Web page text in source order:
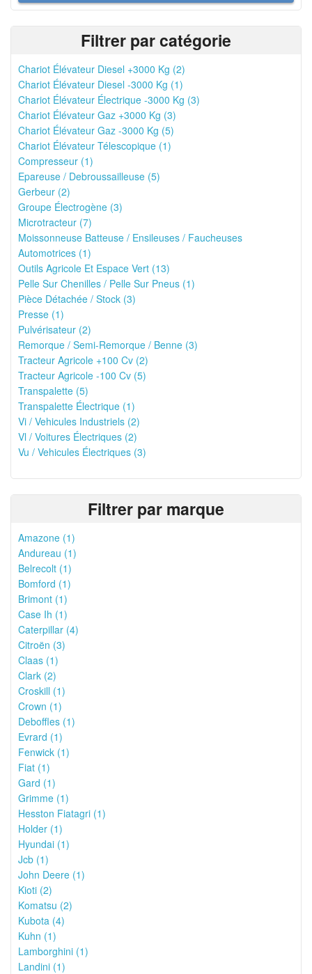
Filtrer par catégorie
Chariot Élévateur Diesel +3000 Kg (2)
Chariot Élévateur Diesel -3000 Kg (1)
Chariot Élévateur Électrique -3000 Kg (3)
Chariot Élévateur Gaz +3000 Kg (3)
Chariot Élévateur Gaz -3000 Kg (5)
Chariot Élévateur Télescopique (1)
Compresseur (1)
Epareuse / Debroussailleuse (5)
Gerbeur (2)
Groupe Électrogène (3)
Microtracteur (7)
Moissonneuse Batteuse / Ensileuses / Faucheuses
Automotrices (1)
Outils Agricole Et Espace Vert (13)
Pelle Sur Chenilles / Pelle Sur Pneus (1)
Pièce Détachée / Stock (3)
Presse (1)
Pulvérisateur (2)
Remorque / Semi-Remorque / Benne (3)
Tracteur Agricole +100 Cv (2)
Tracteur Agricole -100 Cv (5)
Transpalette (5)
Transpalette Électrique (1)
Vi / Vehicules Industriels (2)
Vl / Voitures Électriques (2)
Vu / Vehicules Électriques (3)
Filtrer par marque
Amazone (1)
Andureau (1)
Belrecolt (1)
Bomford (1)
Brimont (1)
Case Ih (1)
Caterpillar (4)
Citroën (3)
Claas (1)
Clark (2)
Croskill (1)
Crown (1)
Deboffles (1)
Evrard (1)
Fenwick (1)
Fiat (1)
Gard (1)
Grimme (1)
Hesston Fiatagri (1)
Holder (1)
Hyundai (1)
Jcb (1)
John Deere (1)
Kioti (2)
Komatsu (2)
Kubota (4)
Kuhn (1)
Lamborghini (1)
Landini (1)